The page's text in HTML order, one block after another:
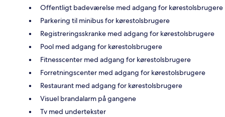
Offentligt badeværelse med adgang for kørestolsbrugere
Parkering til minibus for kørestolsbrugere
Registreringsskranke med adgang for kørestolsbrugere
Pool med adgang for kørestolsbrugere
Fitnesscenter med adgang for kørestolsbrugere
Forretningscenter med adgang for kørestolsbrugere
Restaurant med adgang for kørestolsbrugere
Visuel brandalarm på gangene
Tv med undertekster